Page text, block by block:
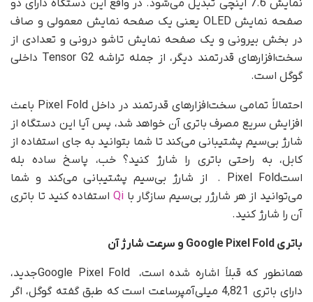
نمایش 7.6 اینچی تبدیل می‌شود. در واقع این دستگاه دارای دو
صفحه نمایش OLED یعنی یک صفحه نمایش معمولی و صاف
در بخش بیرونی و یک صفحه نمایش تاشو درونی و تعدادی از
سخت‌افزارهای قدرتمند دیگر، از جمله تراشه Tensor G2 داخلی
گوگل است.
احتمالاً تمامی سخت‌افزارهای قدرتمند در داخل Pixel Fold باعث
افزایش سریع مصرف باتری آن خواهد شد، پس آیا این دستگاه از
شارژ بی‌سیم پشتیبانی می‌کند تا شما بتوانید به جای استفاده از
کابل، به راحتی باتری را شارژ کنید؟ خب، پاسخ ساده بله
استPixel Fold . از شارژ بی‌سیم پشتیبانی می‌کند و شما
می‌توانید از هر شارژر بی‌سیم سازگار باQi استفاده کنید تا باتری
آن را شارژ کنید.
باتری Google Pixel Fold و سرعت شارژ آن
همانطور که قبلاً اشاره شده است، Google Pixel Foldجدید،
دارای باتری 4,821 میلی‌آمپرساعت است که طبق گفته گوگل، اگر